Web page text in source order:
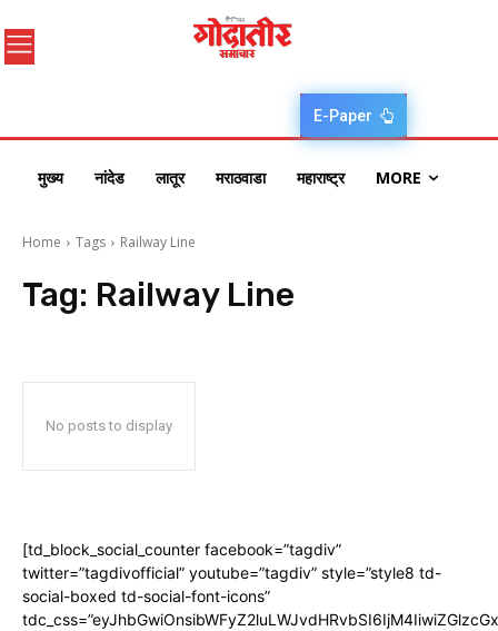
E-Paper
मुख्य नांदेड लातूर मराठवाडा महाराष्ट्र MORE
Home Tags Railway Line
Tag: Railway Line
No posts to display
[td_block_social_counter facebook=”tagdiv”
twitter=”tagdivofficial” youtube=”tagdiv” style=”style8 td-
social-boxed td-social-font-icons”